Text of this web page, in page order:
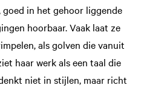
goed in het gehoor liggende
hoorbaar. Vaak laat ze
als golven die vanuit
haar werk als een taal die
niet in stijlen, maar richt